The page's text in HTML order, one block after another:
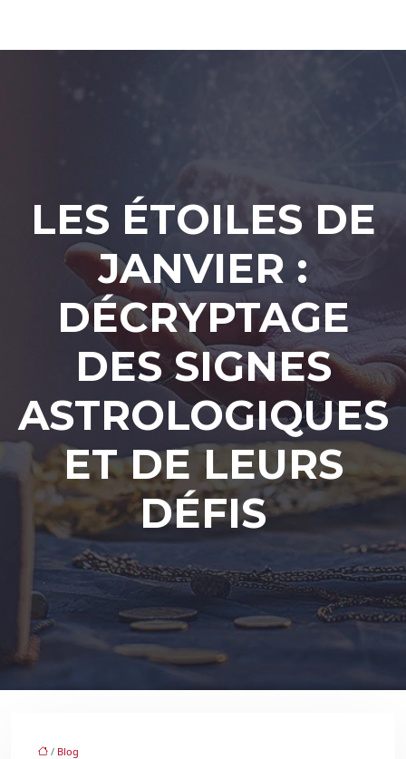
LES ÉTOILES DE
JANVIER :
DÉCRYPTAGE
DES SIGNES
ASTROLOGIQUES
ET DE LEURS
DÉFIS
/ Blog